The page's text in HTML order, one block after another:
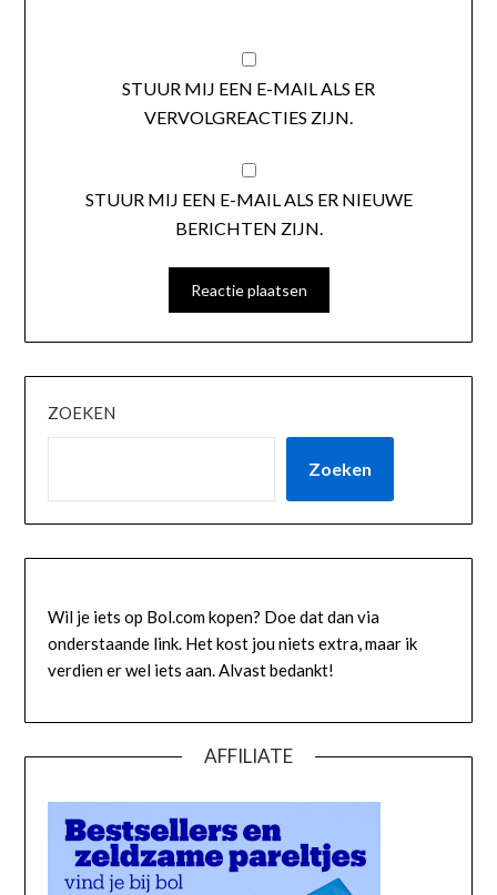
STUUR MIJ EEN E-MAIL ALS ER
VERVOLGREACTIES ZIJN.
STUUR MIJ EEN E-MAIL ALS ER NIEUWE
BERICHTEN ZIJN.
ZOEKEN
Zoeken
Wil je iets op Bol.com kopen? Doe dat dan via
onderstaande link. Het kost jou niets extra, maar ik
verdien er wel iets aan. Alvast bedankt!
AFFILIATE